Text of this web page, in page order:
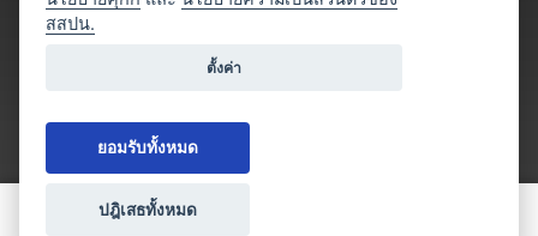
สสปน.
ตั้งค่า
ยอมรับทั้งหมด
ปฎิเสธทั้งหมด